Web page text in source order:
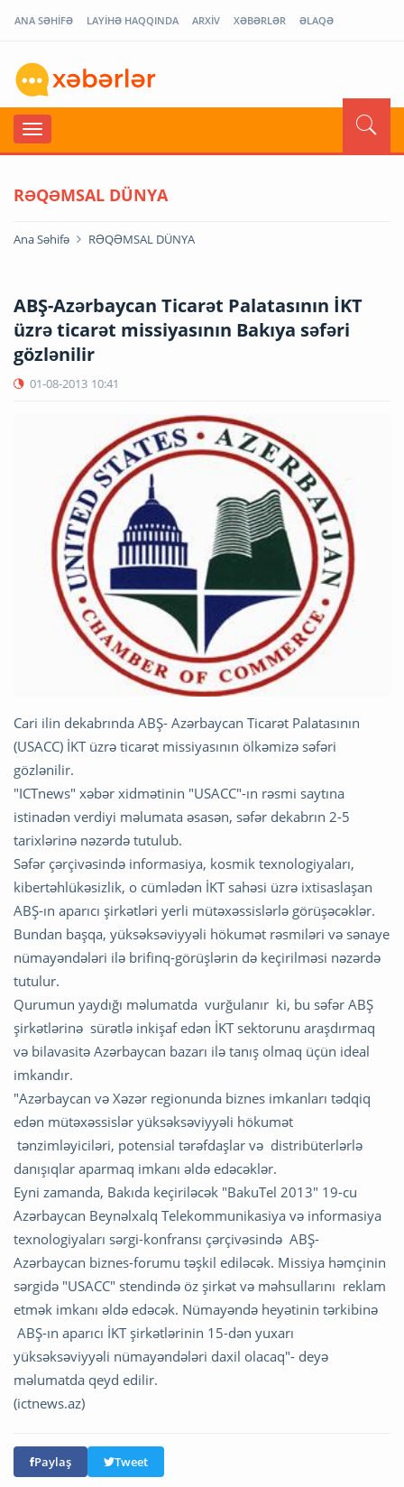
ANA SƏHİFƏ LAYİHƏ HAQQINDA ARXİV XƏBƏRLƏR ƏLAQƏ
RƏQƏMSAL DÜNYA
Ana Səhifə RƏQƏMSAL DÜNYA
ABŞ-Azərbaycan Ticarət Palatasının İKT
üzrə ticarət missiyasının Bakıya səfəri
gözlənilir
01-08-2013 10:41
Cari ilin dekabrında ABŞ- Azərbaycan Ticarət Palatasının
(USACC) İKT üzrə ticarət missiyasının ölkəmizə səfəri
gözlənilir.
"ICTnews" xəbər xidmətinin "USACC"-ın rəsmi saytına
istinadən verdiyi məlumata əsasən, səfər dekabrın 2-5
tarixlərinə nəzərdə tutulub.
Səfər çərçivəsində informasiya, kosmik texnologiyaları,
kibertəhlükəsizlik, o cümlədən İKT sahəsi üzrə ixtisaslaşan
ABŞ-ın aparıcı şirkətləri yerli mütəxəssislərlə görüşəcəklər.
Bundan başqa, yüksəksəviyyəli hökumət rəsmiləri və sənaye
nümayəndələri ilə brifinq-görüşlərin də keçirilməsi nəzərdə
tutulur.
Qurumun yaydığı məlumatda vurğulanır ki, bu səfər ABŞ
şirkətlərinə sürətlə inkişaf edən İKT sektorunu araşdırmaq
və bilavasitə Azərbaycan bazarı ilə tanış olmaq üçün ideal
imkandır.
"Azərbaycan və Xəzər regionunda biznes imkanları tədqiq
edən mütəxəssislər yüksəksəviyyəli hökumət
tənzimləyiciləri, potensial tərəfdaşlar və distribüterlərlə
danışıqlar aparmaq imkanı əldə edəcəklər.
Eyni zamanda, Bakıda keçiriləcək "BakuTel 2013" 19-cu
Azərbaycan Beynəlxalq Telekommunikasiya və informasiya
texnologiyaları sərgi-konfransı çərçivəsində ABŞ-
Azərbaycan biznes-forumu təşkil ediləcək. Missiya həmçinin
sərgidə "USACC" stendində öz şirkət və məhsullarını reklam
etmək imkanı əldə edəcək. Nümayəndə heyətinin tərkibinə
ABŞ-ın aparıcı İKT şirkətlərinin 15-dən yuxarı
yüksəksəviyyəli nümayəndələri daxil olacaq"- deyə
məlumatda qeyd edilir.
(ictnews.az)
Paylaş Tweet